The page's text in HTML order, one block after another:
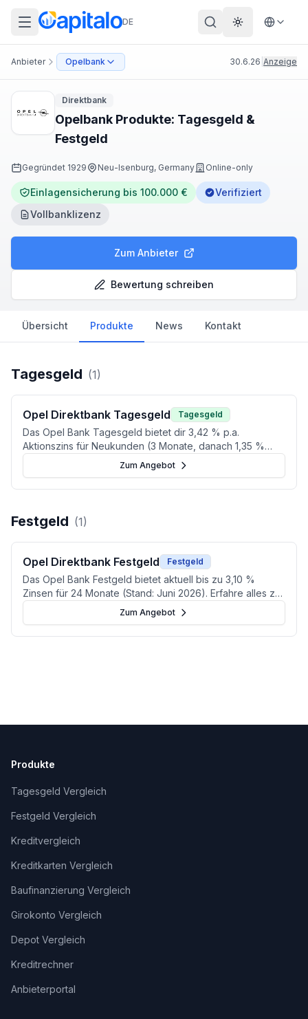
DE Theme
Anbieter Opelbank 30.6.26 Anzeige
Direktbank
Opelbank Produkte: Tagesgeld &
Festgeld
Gegründet 1929 Neu-Isenburg, Germany Online-only
Einlagensicherung bis 100.000 €
Verifiziert
Vollbanklizenz
Zum Anbieter
Bewertung schreiben
Übersicht Produkte News Kontakt
Tagesgeld (1)
Opel Direktbank Tagesgeld Tagesgeld
Das Opel Bank Tagesgeld bietet dir 3,42 % p.a.
Aktionszins für Neukunden (3 Monate, danach 1,35 %
p.a.) bei täglicher Verfügbarkeit und einer Anlagesumme
bis zu 1.000.000 Euro. Ideal für kurzfristige Sparziele.
Zum Angebot
Festgeld (1)
Opel Direktbank Festgeld Festgeld
Das Opel Bank Festgeld bietet aktuell bis zu 3,10 %
Zinsen für 24 Monate (Stand: Juni 2026). Erfahre alles zu
Konditionen, Sicherheit und Alternativen im Test.
Zum Angebot
Produkte
Tagesgeld Vergleich
Festgeld Vergleich
Kreditvergleich
Kreditkarten Vergleich
Baufinanzierung Vergleich
Girokonto Vergleich
Depot Vergleich
Kreditrechner
Anbieterportal